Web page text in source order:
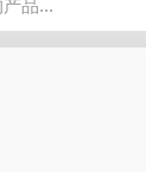
无线监测系统